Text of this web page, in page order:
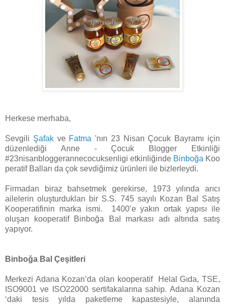
Herkese merhaba,
Sevgili Şafakve Fatma 'nın 23 Nisan Çocuk Bayramı için
düzenlediği Anne - Çocuk Blogger Etkinliği
#23nisanbloggerannecocuksenligi etkinliğinde Binboğa Koo
peratif Balları da çok sevdiğimiz ürünleri ile bizlerleydi.
Firmadan biraz bahsetmek gerekirse, 1973 yılında arıcı
ailelerin oluşturdukları bir S.S. 745 sayılı Kozan Bal Satış
Kooperatifinin marka ismi. 1400’e yakın ortak yapısı ile
oluşan kooperatif Binboğa Bal markası adı altında satış
yapıyor.
Binboğa Bal Çeşitleri
Merkezi Adana Kozan’da olan kooperatif Helal Gıda, TSE,
ISO9001 ve ISO22000 sertifakalarına sahip. Adana Kozan
‘daki tesis yılda paketleme kapastesiyle, alanında